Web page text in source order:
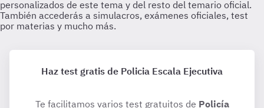
Haz test gratis de Policia Escala Ejecutiva
Te facilitamos varios test gratuitos de Policía